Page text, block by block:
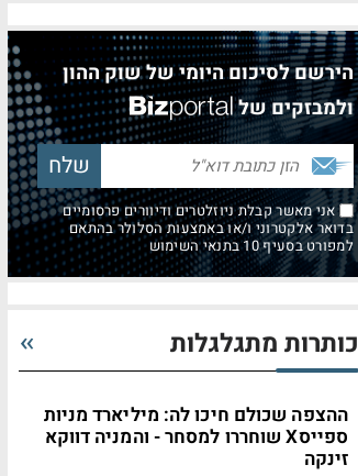
הירשם לסיכום היומי של שוק ההון
ולמבזקים של
אני מאשר קבלת ניוזלטרים ודיוורים פרסומיים
בדואר אלקטרוני ו/או באמצעות הסלולר בהתאם
למפורט בסעיף 10 בתנאי השימוש
כותרות מתגלגלות
ההצפה שכולם חיכו לה: מיליארד מניות
ספייסX שוחררו למסחר - והמניה דווקא
זינקה